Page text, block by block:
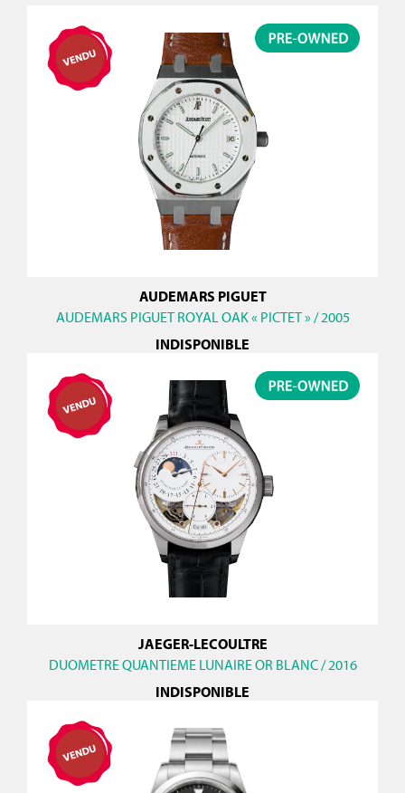
AUDEMARS PIGUET
AUDEMARS PIGUET ROYAL OAK « PICTET » / 2005
INDISPONIBLE
JAEGER-LECOULTRE
DUOMETRE QUANTIEME LUNAIRE OR BLANC / 2016
INDISPONIBLE